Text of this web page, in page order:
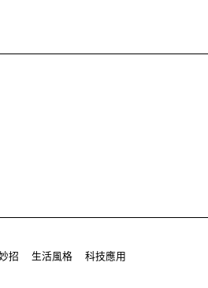
招 生活風格
科技應用